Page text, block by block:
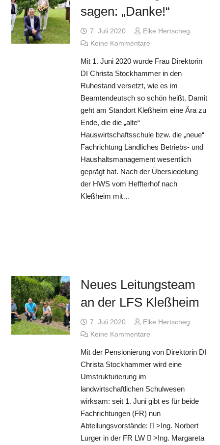
sagen: „Danke!“
7. Juli 2020
Elke Hertscheg
Keine Kommentare
Mit 1. Juni 2020 wurde Frau Direktorin
DI Christa Stockhammer in den
Ruhestand versetzt, wie es im
Beamtendeutsch so schön heißt. Damit
geht am Standort Kleßheim eine Ära zu
Ende, die die „alte“
Hauswirtschaftsschule bzw. die „neue“
Fachrichtung Ländliches Betriebs- und
Haushaltsmanagement wesentlich
geprägt hat. Nach der Übersiedelung
der HWS vom Heffterhof nach
Kleßheim mit…
Neues Leitungsteam
an der LFS Kleßheim
7. Juli 2020
Elke Hertscheg
Keine Kommentare
Mit der Pensionierung von Direktorin DI
Christa Stockhammer wird eine
Umstrukturierung im
landwirtschaftlichen Schulwesen
wirksam: seit 1. Juni gibt es für beide
Fachrichtungen (FR) nun
Abteilungsvorstände:  >Ing. Norbert
Lurger in der FR LW  >Ing. Margareta